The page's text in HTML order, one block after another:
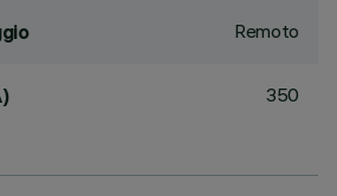
Remoto
350